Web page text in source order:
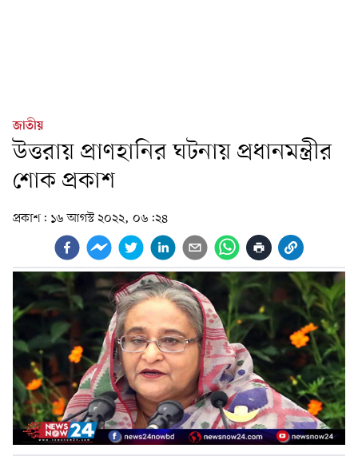
জাতীয়
উত্তরায় প্রাণহানির ঘটনায় প্রধানমন্ত্রীর
শোক প্রকাশ
প্রকাশ: ১৬ আগস্ট ২০২২, ০৬:২৪